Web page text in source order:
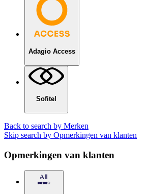
Adagio Access
Sofitel
Back to search by Merken
Skip search by Opmerkingen van klanten
Opmerkingen van klanten